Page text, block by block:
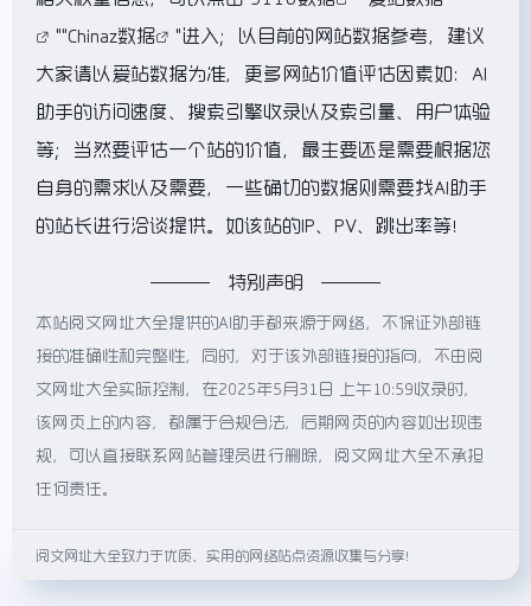
""Chinaz数据
"进入；以目前的网站数据参考，建议
大家请以爱站数据为准，更多网站价值评估因素如：AI
助手的访问速度、搜索引擎收录以及索引量、用户体验
等；当然要评估一个站的价值，最主要还是需要根据您
自身的需求以及需要，一些确切的数据则需要找AI助手
的站长进行洽谈提供。如该站的IP、PV、跳出率等！
特别声明
本站阅文网址大全提供的AI助手都来源于网络，不保证外部链
接的准确性和完整性，同时，对于该外部链接的指向，不由阅
文网址大全实际控制，在2025年5月31日 上午10:59收录时，
该网页上的内容，都属于合规合法，后期网页的内容如出现违
规，可以直接联系网站管理员进行删除，阅文网址大全不承担
任何责任。
阅文网址大全致力于优质、实用的网络站点资源收集与分享！